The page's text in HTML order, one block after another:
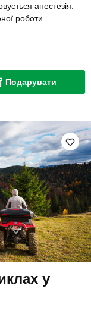
анестезія.
роботи.
Подарувати
у